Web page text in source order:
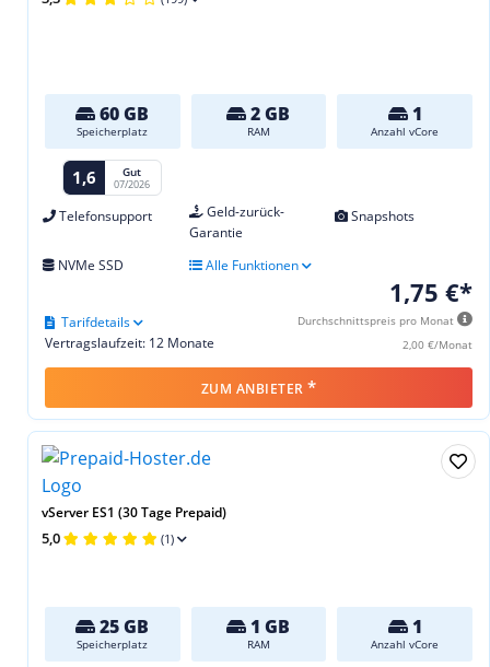
60 GB
Speicherplatz
2 GB
RAM
1
Anzahl vCore
1,6 Gut
07/2026
Telefonsupport
Geld-zurück-
Garantie
Snapshots
NVMe SSD Alle Funktionen
1,75 €*
Durchschnittspreis pro Monat
2,00 €/Monat
Vertragslaufzeit: 12 Monate
Tarifdetails
ZUM ANBIETER *
vServer ES1 (30 Tage Prepaid)
5,0 (1)
25 GB
Speicherplatz
1 GB
RAM
1
Anzahl vCore